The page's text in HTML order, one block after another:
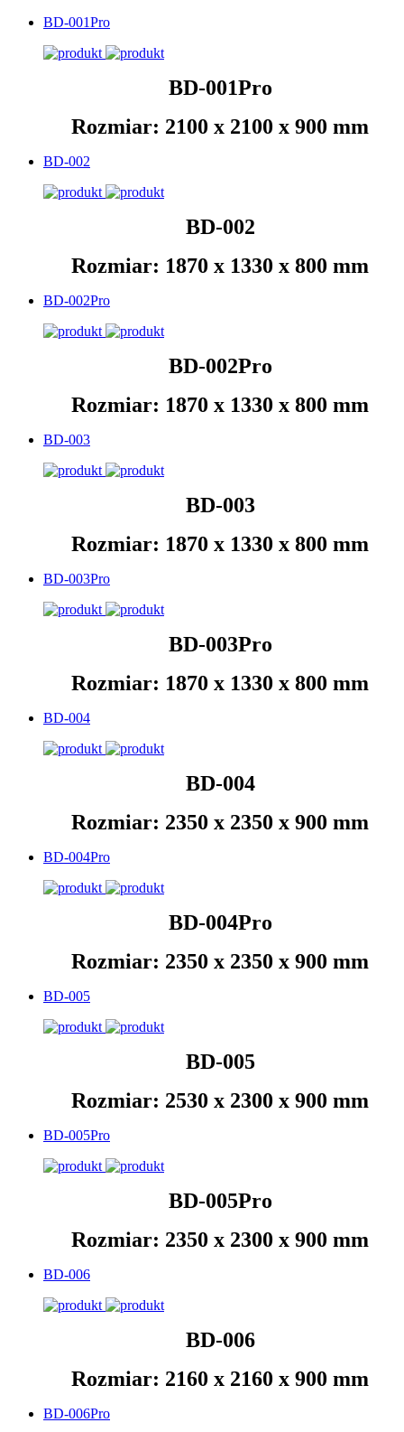
BD-001Pro
BD-001Pro
Rozmiar: 2100 x 2100 x 900 mm
BD-002
BD-002
Rozmiar: 1870 x 1330 x 800 mm
BD-002Pro
BD-002Pro
Rozmiar: 1870 x 1330 x 800 mm
BD-003
BD-003
Rozmiar: 1870 x 1330 x 800 mm
BD-003Pro
BD-003Pro
Rozmiar: 1870 x 1330 x 800 mm
BD-004
BD-004
Rozmiar: 2350 x 2350 x 900 mm
BD-004Pro
BD-004Pro
Rozmiar: 2350 x 2350 x 900 mm
BD-005
BD-005
Rozmiar: 2530 x 2300 x 900 mm
BD-005Pro
BD-005Pro
Rozmiar: 2350 x 2300 x 900 mm
BD-006
BD-006
Rozmiar: 2160 x 2160 x 900 mm
BD-006Pro